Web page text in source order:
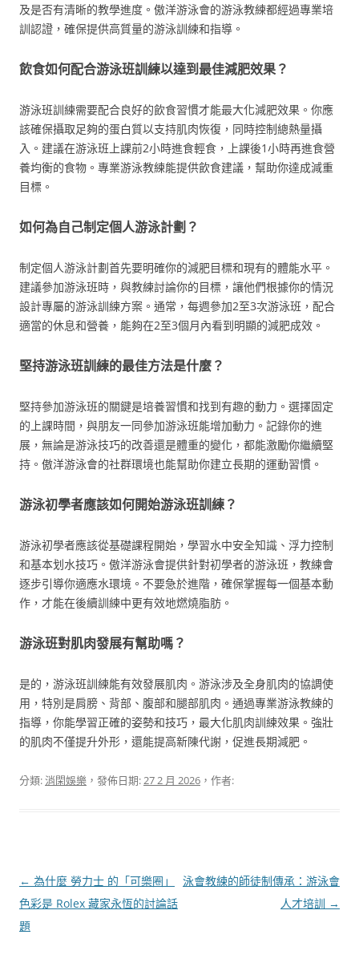
及是否有清晰的教學進度。傲洋游泳會的游泳教練都經過專業培
訓認證，確保提供高質量的游泳訓練和指導。
飲食如何配合游泳班訓練以達到最佳減肥效果？
游泳班訓練需要配合良好的飲食習慣才能最大化減肥效果。你應
該確保攝取足夠的蛋白質以支持肌肉恢復，同時控制總熱量攝
入。建議在游泳班上課前2小時進食輕食，上課後1小時再進食營
養均衡的食物。專業游泳教練能提供飲食建議，幫助你達成減重
目標。
如何為自己制定個人游泳計劃？
制定個人游泳計劃首先要明確你的減肥目標和現有的體能水平。
建議參加游泳班時，與教練討論你的目標，讓他們根據你的情況
設計專屬的游泳訓練方案。通常，每週參加2至3次游泳班，配合
適當的休息和營養，能夠在2至3個月內看到明顯的減肥成效。
堅持游泳班訓練的最佳方法是什麼？
堅持參加游泳班的關鍵是培養習慣和找到有趣的動力。選擇固定
的上課時間，與朋友一同參加游泳班能增加動力。記錄你的進
展，無論是游泳技巧的改善還是體重的變化，都能激勵你繼續堅
持。傲洋游泳會的社群環境也能幫助你建立長期的運動習慣。
游泳初學者應該如何開始游泳班訓練？
游泳初學者應該從基礎課程開始，學習水中安全知識、浮力控制
和基本划水技巧。傲洋游泳會提供針對初學者的游泳班，教練會
逐步引導你適應水環境。不要急於進階，確保掌握每一個基本動
作，才能在後續訓練中更有效地燃燒脂肪。
游泳班對肌肉發展有幫助嗎？
是的，游泳班訓練能有效發展肌肉。游泳涉及全身肌肉的協調使
用，特別是肩膀、背部、腹部和腿部肌肉。通過專業游泳教練的
指導，你能學習正確的姿勢和技巧，最大化肌肉訓練效果。強壯
的肌肉不僅提升外形，還能提高新陳代謝，促進長期減肥。
分類:消閑娛樂 ，發佈日期:27 2 月 2026 ，作者:
文
章
導
← 為什麼 勞力士 的「可樂圈」
色彩是 Rolex 藏家永恆的討論話
題
泳會教練的師徒制傳承：游泳會
人才培訓 →